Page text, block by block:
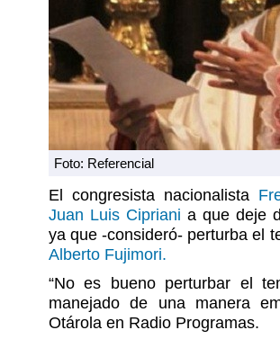
Foto: Referencial
El congresista nacionalista
Juan Luis Cipriani a que deje
ya que -consideró- perturba el
Alberto Fujimori.
“No es bueno perturbar el
manejado de una manera
Otárola en Radio Programas.